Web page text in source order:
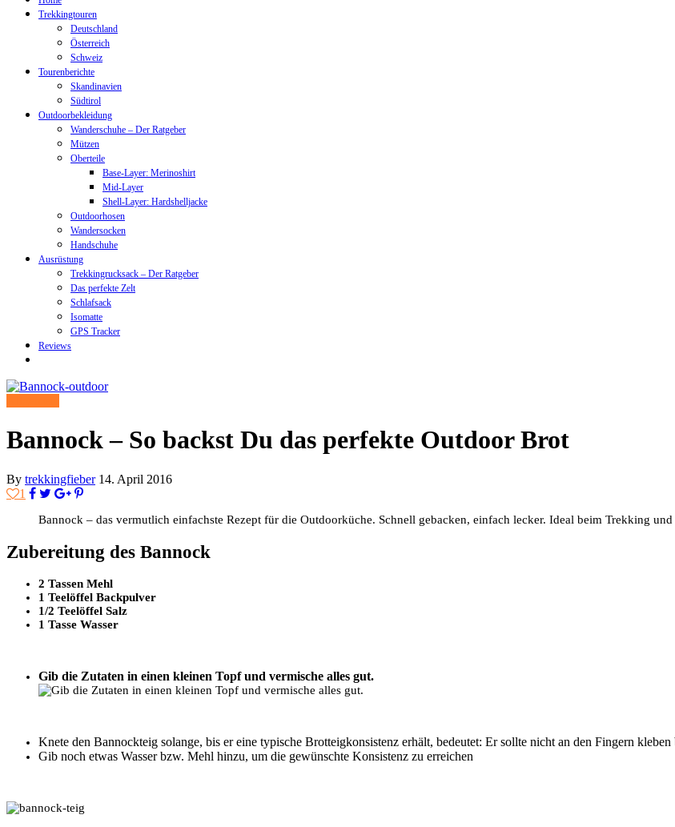
Trekkingtouren
Deutschland
Österreich
Schweiz
Tourenberichte
Skandinavien
Südtirol
Outdoorbekleidung
Wanderschuhe – Der Ratgeber
Mützen
Oberteile
Base-Layer: Merinoshirt
Mid-Layer
Shell-Layer: Hardshelljacke
Outdoorhosen
Wandersocken
Handschuhe
Ausrüstung
Trekkingrucksack – Der Ratgeber
Das perfekte Zelt
Schlafsack
Isomatte
GPS Tracker
Reviews
Bannock – So backst Du das perfekte Outdoor Brot
By trekkingfieber 14. April 2016
1
Bannock – das vermutlich einfachste Rezept für die Outdoorküche. Schnell gebacken, einfach lecker. Ideal beim Trekking und
Zubereitung des Bannock
2 Tassen Mehl
1 Teelöffel Backpulver
1/2 Teelöffel Salz
1 Tasse Wasser
Gib die Zutaten in einen kleinen Topf und vermische alles gut.
Knete den Bannockteig solange, bis er eine typische Brotteigkonsistenz erhält, bedeutet: Er sollte nicht an den Fingern
Gib noch etwas Wasser bzw. Mehl hinzu, um die gewünschte Konsistenz zu erreichen